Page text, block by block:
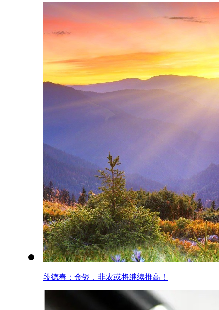
段德春：金银，非农或将继续推高！